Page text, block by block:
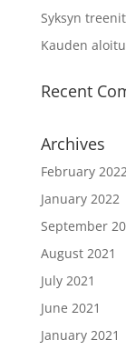
Syksyn
Kauden
Recent
Archives
February
January 2022
September
August 2021
July 2021
June 2021
January 2021